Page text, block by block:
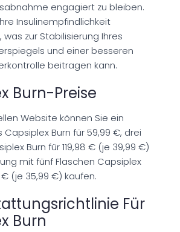
engagiert zu bleiben.
Insulinempfindlichkeit
was zur Stabilisierung Ihres
und einer besseren
beitragen kann.
Burn-Preise
Website können Sie ein
Capsiplex Burn für 59,99 €, drei
Burn für 119,98 € (je 39,99 €)
mit fünf Flaschen Capsiplex
€ (je 35,99 €) kaufen.
Für
Burn